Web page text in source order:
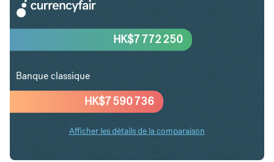
HK$7 590 736
HK$7 772 250
Banque classique
Afficher les détails de la comparaison